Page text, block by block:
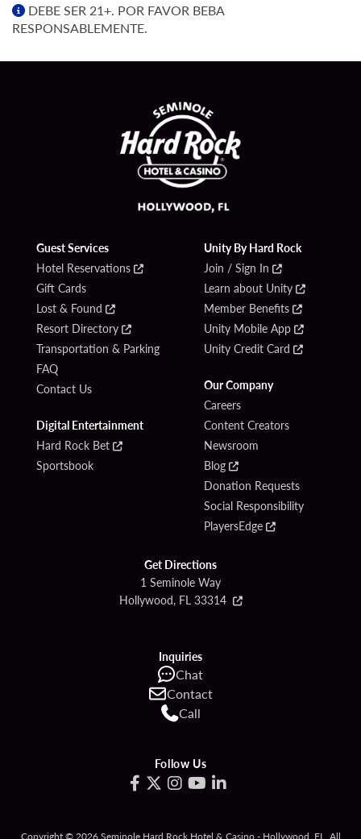
DEBE SER 21+. POR FAVOR BEBA
RESPONSABLEMENTE.
Guest Services
Hotel Reservations
Gift Cards
Lost & Found
Resort Directory
Transportation & Parking
FAQ
Contact Us
Digital Entertainment
Hard Rock Bet
Sportsbook
Unity By Hard Rock
Join / Sign In
Learn about Unity
Member Benefits
Unity Mobile App
Unity Credit Card
Our Company
Careers
Content Creators
Newsroom
Blog
Donation Requests
Social Responsibility
PlayersEdge
Get Directions
1 Seminole Way
Hollywood, FL 33314
Inquiries
Chat
Contact
Call
Follow Us